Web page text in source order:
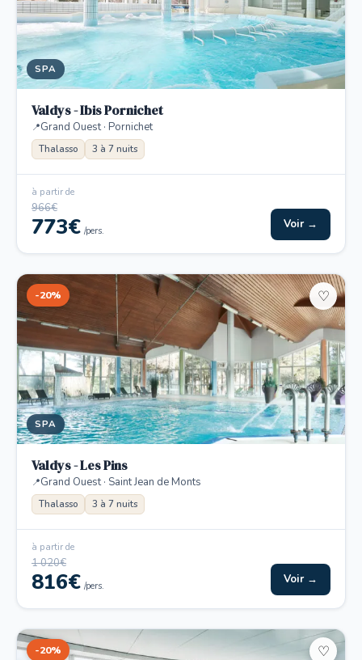
SPA
Valdys - Ibis Pornichet
Grand Ouest · Pornichet
Thalasso 3 à 7 nuits
à partir de
966€
773€ /pers. Voir →
-20%
SPA
♡
Valdys - Les Pins
Grand Ouest · Saint Jean de Monts
Thalasso 3 à 7 nuits
à partir de
1 020€
816€ /pers. Voir →
-20% ♡